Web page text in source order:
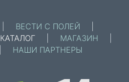
ВЕСТИ С ПОЛЕЙ
КАТАЛОГ МАГАЗИН
НАШИ ПАРТНЕРЫ